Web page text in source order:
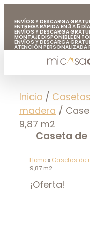
ENVÍOS Y DESCARGA
ENTREGA RÁPIDA EN 3 A 5
ENVÍOS Y DESCARGA
MONTAJE DISPONIBLE EN
ENVÍOS Y DESCARGA
ATENCIÓN PERSONALIZADA
FABRICADO EN EUROPA
ENVÍOS Y DESCARGA
Inicio /
madera /
9,87 m2
Caseta
Home» Casetas de
9,87 m2
¡Oferta!